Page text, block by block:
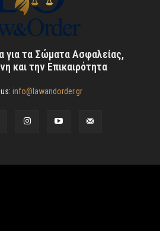
για τα Σώματα Ασφαλείας,
και την Επικαιρότητα
info@lawandorder.gr